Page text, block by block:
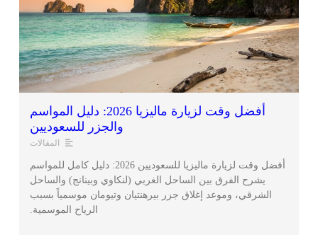
أفضل وقت لزيارة ماليزيا 2026: دليل المواسم
والجزر للسعوديين
المقالات
أفضل وقت لزيارة ماليزيا للسعوديين 2026: دليل كامل للمواسم
يشرح الفرق بين الساحل الغربي (لنكاوي وبينانج) والساحل
الشرقي، وموعد إغلاق جزر بيرهنتيان وتيومان موسمياً بسبب
الرياح الموسمية.